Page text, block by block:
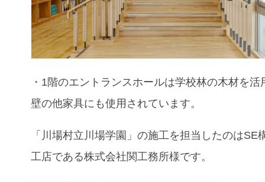
・1階のエントランスホールは学校林の木材を活
壁の他家具にも使用されています。
「川場村立川場学園」の施工を担当したのはSE
工店である株式会社関工務所様です。